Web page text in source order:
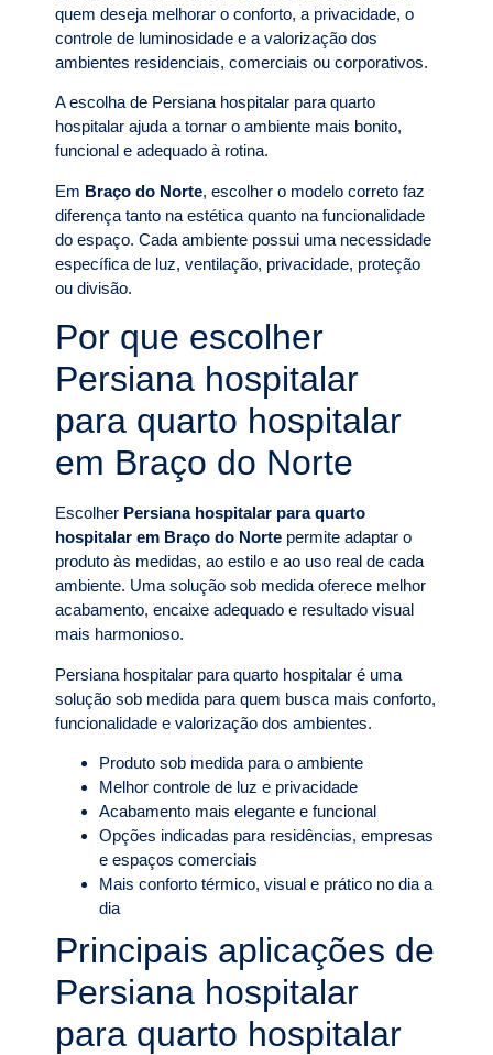
quem deseja melhorar o conforto, a privacidade, o
controle de luminosidade e a valorização dos
ambientes residenciais, comerciais ou corporativos.
A escolha de Persiana hospitalar para quarto
hospitalar ajuda a tornar o ambiente mais bonito,
funcional e adequado à rotina.
Em Braço do Norte, escolher o modelo correto faz
diferença tanto na estética quanto na funcionalidade
do espaço. Cada ambiente possui uma necessidade
específica de luz, ventilação, privacidade, proteção
ou divisão.
Por que escolher
Persiana hospitalar
para quarto hospitalar
em Braço do Norte
Escolher Persiana hospitalar para quarto
hospitalar em Braço do Norte permite adaptar o
produto às medidas, ao estilo e ao uso real de cada
ambiente. Uma solução sob medida oferece melhor
acabamento, encaixe adequado e resultado visual
mais harmonioso.
Persiana hospitalar para quarto hospitalar é uma
solução sob medida para quem busca mais conforto,
funcionalidade e valorização dos ambientes.
Produto sob medida para o ambiente
Melhor controle de luz e privacidade
Acabamento mais elegante e funcional
Opções indicadas para residências, empresas
e espaços comerciais
Mais conforto térmico, visual e prático no dia a
dia
Principais aplicações de
Persiana hospitalar
para quarto hospitalar